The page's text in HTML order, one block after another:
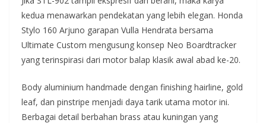
kedua menawarkan pendekatan yang lebih elegan. Honda
Stylo 160 Arjuno garapan Vulla Hendrata bersama
Ultimate Custom mengusung konsep Neo Boardtracker
yang terinspirasi dari motor balap klasik awal abad ke-20.
Body aluminium handmade dengan finishing hairline, gold
leaf, dan pinstripe menjadi daya tarik utama motor ini.
Berbagai detail berbahan brass atau kuningan yang